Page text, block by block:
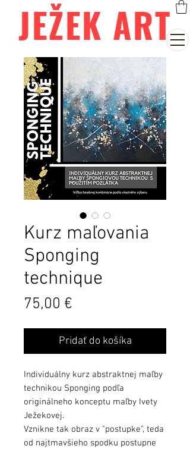
JEŽEK ART
Kurz maľovania
Sponging
technique
75,00 €
Pridať do košíka
Individuálny kurz abstraktnej maľby
technikou Sponging podľa
originálneho konceptu maľby Ivety
Ježekovej.
Vznikne tak obraz v "postupke", teda
od najtmavšieho spodku postupne